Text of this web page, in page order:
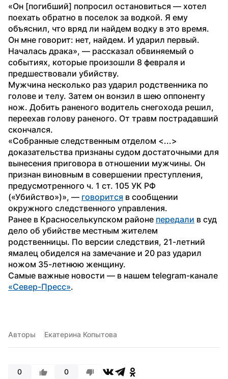
«Он [погибший] попросил остановиться — хотел
поехать обратно в поселок за водкой. Я ему
объяснил, что вряд ли найдем водку в это время.
Он мне говорит: нет, найдем. И ударил первый.
Началась драка», — рассказал обвиняемый о
событиях, которые произошли 8 февраля и
предшествовали убийству.
Мужчина несколько раз ударил родственника по
голове и телу. Затем он вонзил в шею оппоненту
нож. Добить раненого водитель снегохода решил,
переехав голову раненого. От травм пострадавший
скончался.
«Собранные следственным отделом <...>
доказательства признаны судом достаточными для
вынесения приговора в отношении мужчины. Он
признан виновным в совершении преступления,
предусмотренного ч. 1 ст. 105 УК РФ
(«Убийство»)», — говорится в сообщении
окружного следственного управления.
Ранее в Красноселькупском районе передали в суд
дело об убийстве местным жителем
родственницы. По версии следствия, 21-летний
ямалец обиделся на замечание и 20 раз ударил
ножом 35-летнюю женщину.
«Север-Пресс».
Авторы Екатерина Копытова
0 0